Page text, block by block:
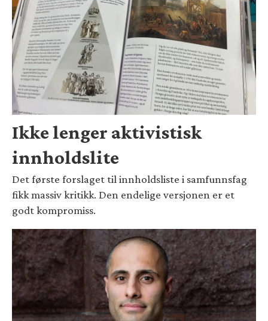
Ikke lenger aktivistisk
innholdslite
Det første forslaget til innholdsliste i samfunnsfag
fikk massiv kritikk. Den endelige versjonen er et
godt kompromiss.